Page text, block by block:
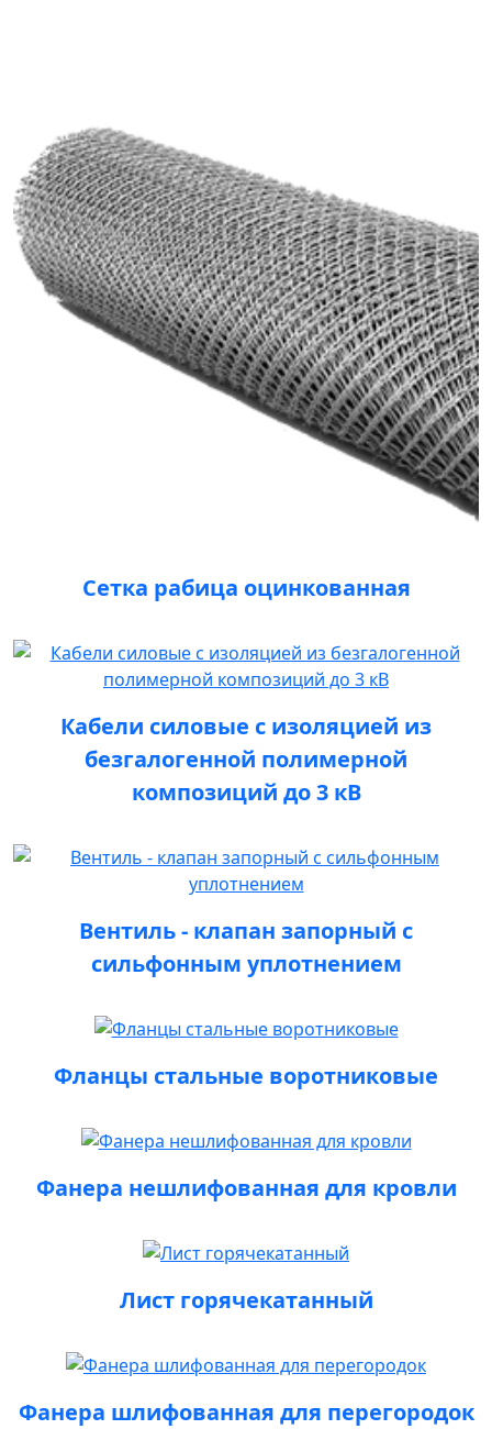
Сетка рабица оцинкованная
Кабели силовые с изоляцией из
безгалогенной полимерной
композиций до 3 кВ
Вентиль - клапан запорный с
сильфонным уплотнением
Фланцы стальные воротниковые
Фанера нешлифованная для кровли
Лист горячекатанный
Фанера шлифованная для перегородок